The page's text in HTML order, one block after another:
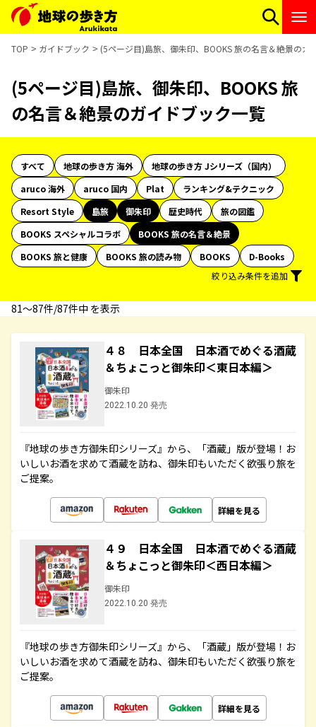
TOP ガイドブック (5ページ目)島旅、御朱印、BOOKS 旅の名言＆絶景のガ
(5ページ目)島旅、御朱印、BOOKS 旅
の名言＆絶景のガイドブック一覧
すべて 地球の歩き方 海外
地球の歩き方 Jシリーズ（国内）
aruco 海外
aruco 国内 Plat
ランキング&テクニック
Resort Style
島旅 御朱印 歴史時代
旅の図鑑
BOOKS スペシャルコラボ
BOOKS 旅の名言＆絶景
BOOKS 旅と健康
BOOKS 旅の読み物 BOOKS
D-Books
絞り込み条件を追加
81〜87件/87件中 を表示
４８ 日本全国 日本酒でめぐる酒蔵
＆ちょこっと御朱印＜東日本編＞
御朱印
2022.10.20 発売
『地球の歩き方御朱印シリーズ』から、「酒蔵」版が登場！お
いしいお酒を求めて酒蔵を訪ね、御朱印もいただく欲張り旅を
ご提案。
詳細を見る
４９ 日本全国 日本酒でめぐる酒蔵
＆ちょこっと御朱印＜西日本編＞
御朱印
2022.10.20 発売
『地球の歩き方御朱印シリーズ』から、「酒蔵」版が登場！お
いしいお酒を求めて酒蔵を訪ね、御朱印もいただく欲張り旅を
ご提案。
詳細を見る